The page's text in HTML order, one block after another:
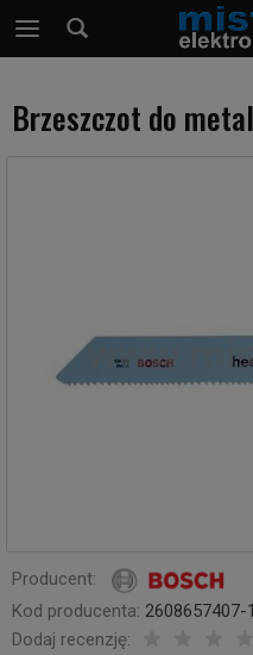
Brzeszczot do
Producent:
Kod producenta: 2608657407-1
Dodaj recenzję: